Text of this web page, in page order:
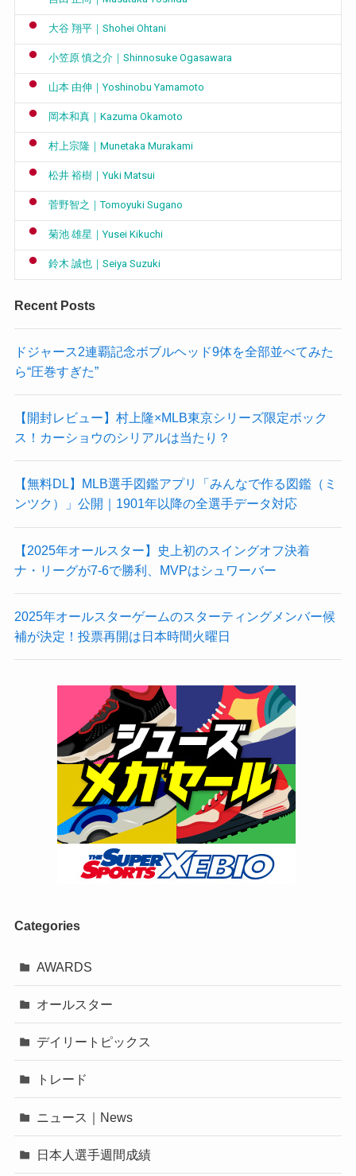
大谷 翔平｜Shohei Ohtani
小笠原 慎之介｜Shinnosuke Ogasawara
山本 由伸｜Yoshinobu Yamamoto
岡本和真｜Kazuma Okamoto
村上宗隆｜Munetaka Murakami
松井 裕樹｜Yuki Matsui
菅野智之｜Tomoyuki Sugano
菊池 雄星｜Yusei Kikuchi
鈴木 誠也｜Seiya Suzuki
Recent Posts
ドジャース2連覇記念ボブルヘッド9体を全部並べてみた
ら“圧巻すぎた”
【開封レビュー】村上隆×MLB東京シリーズ限定ボック
ス！カーショウのシリアルは当たり？
【無料DL】MLB選手図鑑アプリ「みんなで作る図鑑（ミ
ンツク）」公開｜1901年以降の全選手データ対応
【2025年オールスター】史上初のスイングオフ決着
ナ・リーグが7-6で勝利、MVPはシュワーバー
2025年オールスターゲームのスターティングメンバー候
補が決定！投票再開は日本時間火曜日
Categories
AWARDS
オールスター
デイリートピックス
トレード
ニュース｜News
日本人選手週間成績